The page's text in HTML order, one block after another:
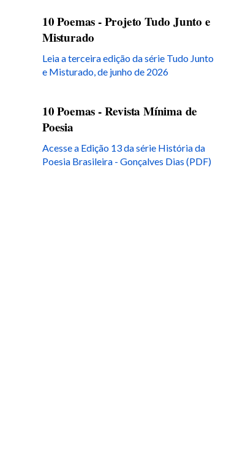
10 Poemas - Projeto Tudo Junto e
Misturado
Leia a terceira edição da série Tudo Junto
e Misturado, de junho de 2026
10 Poemas - Revista Mínima de
Poesia
Acesse a Edição 13 da série História da
Poesia Brasileira - Gonçalves Dias (PDF)